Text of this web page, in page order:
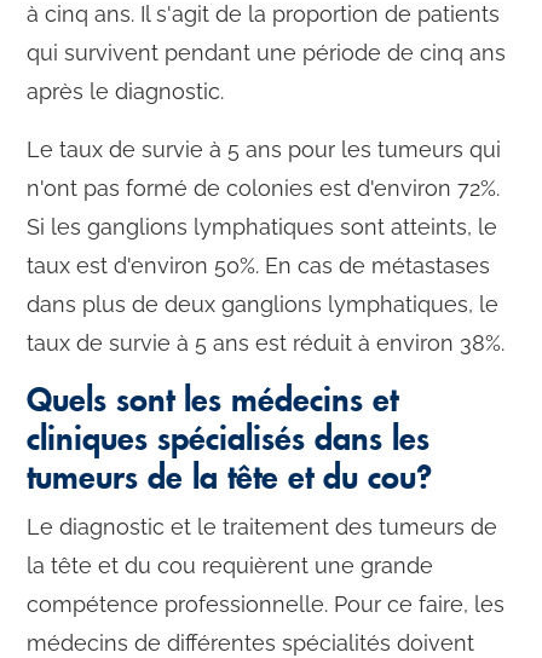
à cinq ans. Il s'agit de la proportion de patients
qui survivent pendant une période de cinq ans
après le diagnostic.
Le taux de survie à 5 ans pour les tumeurs qui
n'ont pas formé de colonies est d'environ 72%.
Si les ganglions lymphatiques sont atteints, le
taux est d'environ 50%. En cas de métastases
dans plus de deux ganglions lymphatiques, le
taux de survie à 5 ans est réduit à environ 38%.
Quels sont les médecins et
cliniques spécialisés dans les
tumeurs de la tête et du cou?
Le diagnostic et le traitement des tumeurs de
la tête et du cou requièrent une grande
compétence professionnelle. Pour ce faire, les
médecins de différentes spécialités doivent